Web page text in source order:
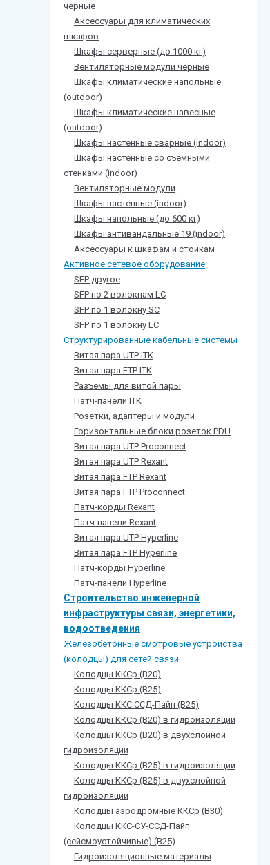
черные
Аксессуары для климатических
шкафов
Шкафы серверные (до 1000 кг)
Вентиляторные модули черные
Шкафы климатические напольные
(outdoor)
Шкафы климатические навесные
(outdoor)
Шкафы настенные сварные (indoor)
Шкафы настенные со съемными
стенками (indoor)
Вентиляторные модули
Шкафы настенные (indoor)
Шкафы напольные (до 600 кг)
Шкафы антивандальные 19 (indoor)
Аксессуары к шкафам и стойкам
Активное сетевое оборудование
SFP другое
SFP по 2 волокнам LC
SFP по 1 волокну SC
SFP по 1 волокну LC
Структурированные кабельные системы
Витая пара UTP ITK
Витая пара FTP ITK
Разъемы для витой пары
Патч-панели ITK
Розетки, адаптеры и модули
Горизонтальные блоки розеток PDU
Витая пара UTP Proconnect
Витая пара UTP Rexant
Витая пара FTP Rexant
Витая пара FTP Proconnect
Патч-корды Rexant
Патч-панели Rexant
Витая пара UTP Hyperline
Витая пара FTP Hyperline
Патч-корды Hyperline
Патч-панели Hyperline
Строительство инженерной
инфраструктуры связи, энергетики,
водоотведения
Железобетонные смотровые устройства
(колодцы) для сетей связи
Колодцы ККСр (В20)
Колодцы ККСр (В25)
Колодцы ККС ССД-Пайп (В25)
Колодцы ККСр (В20) в гидроизоляции
Колодцы ККСр (В20) в двухслойной
гидроизоляции
Колодцы ККСр (В25) в гидроизоляции
Колодцы ККСр (В25) в двухслойной
гидроизоляции
Колодцы аэродромные ККСр (В30)
Колодцы ККС-СУ-ССД-Пайп
(сейсмоустойчивые) (В25)
Гидроизоляционные материалы